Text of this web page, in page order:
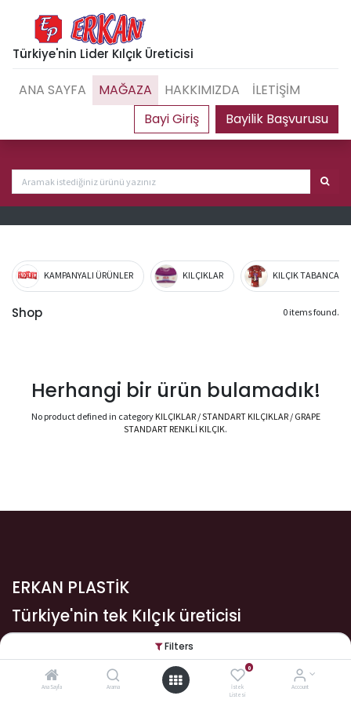
Filters
Ana Sayfa Arama
0
İstek
Listesi
Account
Türkiye'nin Lider Kılçık Üreticisi
Bayilik Başvurusu
ANA SAYFA MAĞAZA HAKKIMIZDA İLETİŞİM
KAMPANYALI ÜRÜNLER KILÇIKLAR KILÇIK TABANCA
Shop 0 items found.
Herhangi bir ürün bulamadık!
No product defined in category KILÇIKLAR / STANDART KILÇIKLAR / GRAPE
STANDART RENKLİ KILÇIK.
ERKAN PLASTİK
Türkiye'nin tek Kılçık üreticisi
Bize Ulaşın